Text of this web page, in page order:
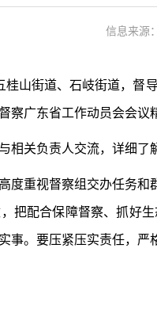
信息来源
街道、石岐街道，督
察广东省工作动员会会
关负责人交流，详细了
重视督察组交办任务和
把配合保障督察、抓好
事。要压紧压实责任，